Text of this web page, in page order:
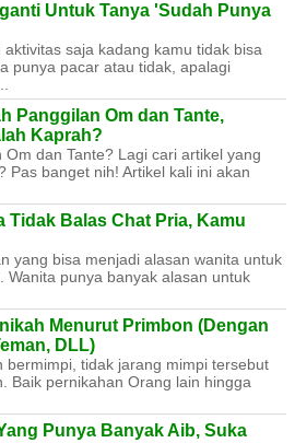
Untuk Tanya 'Sudah Punya
saja kadang kamu tidak bisa
punya pacar atau tidak, apalagi
Panggilan Om dan Tante,
Kaprah?
Om dan Tante? Lagi cari artikel yang
Pas banget nih! Artikel kali ini akan
Tidak Balas Chat Pria, Kamu
yang bisa menjadi alasan wanita untuk
Wanita punya banyak alasan untuk
Menurut Primbon (Dengan
DLL)
bermimpi, tidak jarang mimpi tersebut
Baik pernikahan Orang lain hingga
Punya Banyak Aib, Suka